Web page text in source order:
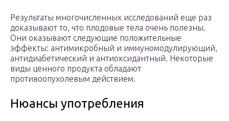
Результаты многочисленных исследований еще раз
доказывают то, что плодовые тела очень полезны.
Они оказывают следующие положительные
эффекты: антимикробный и иммуномодулирующий,
антидиабетический и антиоксидантный. Некоторые
виды ценного продукта обладают
противоопухолевым действием.
Нюансы употребления